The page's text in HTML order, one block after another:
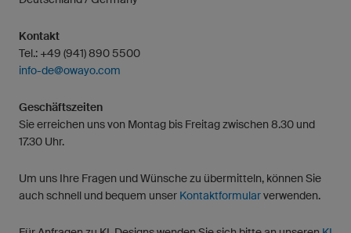
Kontakt
Tel.: +49 (941) 890 5500
info-de@owayo.com
Geschäftszeiten
Sie erreichen uns von Montag bis Freitag zwischen 8.30 und
17.30 Uhr.
Um uns Ihre Fragen und Wünsche zu übermitteln, können Sie
auch schnell und bequem unser Kontaktformularverwenden.